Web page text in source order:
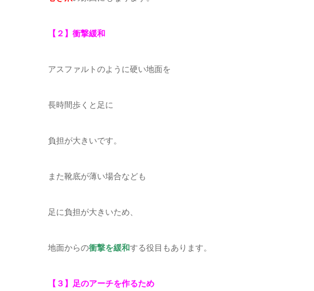
【２】衝撃緩和
アスファルトのように硬い地面を
長時間歩くと足に
負担が大きいです。
また靴底が薄い場合なども
足に負担が大きいため、
地面からの衝撃を緩和する役目もあります。
【３】足のアーチを作るため